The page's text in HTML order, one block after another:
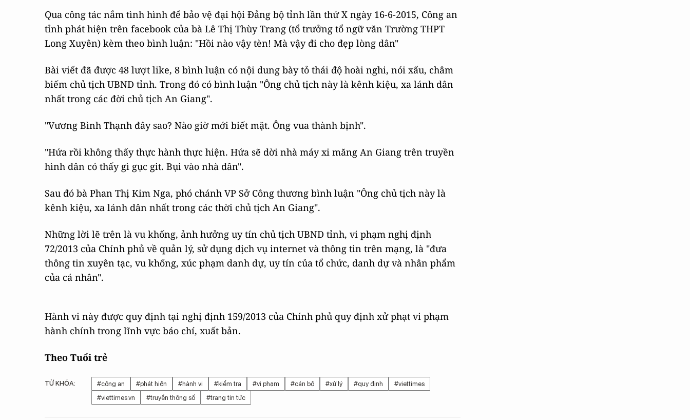
Qua công tác nắm tình hình để bảo vệ đại hội Đảng bộ tỉnh lần thứ X ngày 16-6-2015, Công an
tỉnh phát hiện trên facebook của bà Lê Thị Thùy Trang (tổ trưởng tổ ngữ văn Trường THPT
Long Xuyên) kèm theo bình luận: "Hồi nào vậy tèn! Mà vậy đi cho đẹp lòng dân"
Bài viết đã được 48 lượt like, 8 bình luận có nội dung bày tỏ thái độ hoài nghi, nói xấu, châm
biếm chủ tịch UBND tỉnh. Trong đó có bình luận "Ông chủ tịch này là kênh kiệu, xa lánh dân
nhất trong các đời chủ tịch An Giang".
"Vương Bình Thạnh đây sao? Nào giờ mới biết mặt. Ông vua thành bịnh".
"Hứa rồi không thấy thực hành thực hiện. Hứa sẽ dời nhà máy xi măng An Giang trên truyền
hình dân có thấy gì gục git. Bụi vào nhà dân".
Sau đó bà Phan Thị Kim Nga, phó chánh VP Sở Công thương bình luận "Ông chủ tịch này là
kênh kiệu, xa lánh dân nhất trong các thời chủ tịch An Giang".
Những lời lẽ trên là vu khống, ảnh hưởng uy tín chủ tịch UBND tỉnh, vi phạm nghị định
72/2013 của Chính phủ về quản lý, sử dụng dịch vụ internet và thông tin trên mạng, là "đưa
thông tin xuyên tạc, vu khống, xúc phạm danh dự, uy tín của tổ chức, danh dự và nhân phẩm
của cá nhân".
Hành vi này được quy định tại nghị định 159/2013 của Chính phủ quy định xử phạt vi phạm
hành chính trong lĩnh vực báo chí, xuất bản.
Theo Tuổi trẻ
TỪ KHÓA: #công an #phát hiện #hành vi #kiểm tra #vi phạm #cán bộ #xử lý #quy định
#viettimes
#viettimes.vn
#truyền thông số #trang tin tức